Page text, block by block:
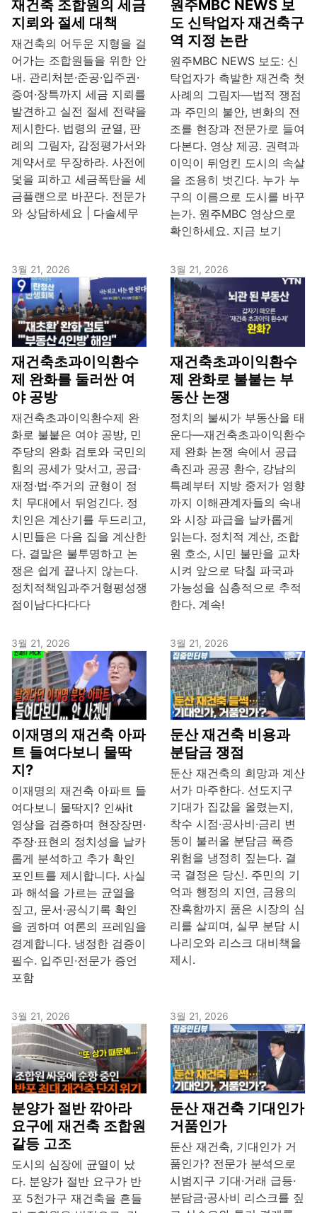
재건축 조합원의 세금
지뢰와 절세 대책
재건축의 어두운 지형을 걸
어가는 조합원들을 위한 안
내. 관리처분·준공·입주권·
증여·장특까지 세금 지뢰를
발견하고 실전 절세 전략을
제시한다. 법령의 균열, 판
례의 그림자, 감정평가서와
계약서로 무장하라. 사전에
덫을 피하고 세금폭탄을 세
금플랜으로 바꾼다. 전문가
와 상담하세요 | 다솔세무
원주MBC NEWS 보
도 신탁업자 재건축구
역 지정 논란
원주MBC NEWS 보도: 신
탁업자가 촉발한 재건축 첫
사례의 그림자—법적 쟁점
과 주민의 불안, 변화의 전
조를 현장과 전문가로 들여
다본다. 영상 제공. 권력과
이익이 뒤엉킨 도시의 속살
을 조용히 벗긴다. 누가 누
구의 이름으로 도시를 바꾸
는가. 원주MBC 영상으로
확인하세요. 지금 보기
3월 21, 2026
재건축초과이익환수
제 완화를 둘러싼 여
야 공방
재건축초과이익환수제 완
화로 불붙은 여야 공방, 민
주당의 완화 검토와 국민의
힘의 공세가 맞서고, 공급·
재정·법·주거의 균형이 정
치 무대에서 뒤엉긴다. 정
치인은 계산기를 두드리고,
시민들은 다음 집을 계산한
다. 결말은 불투명하고 논
쟁은 쉽게 끝나지 않는다.
정치적책임과주거형평성쟁
점이남다다다다
3월 21, 2026
재건축초과이익환수
제 완화로 불붙는 부
동산 논쟁
정치의 불씨가 부동산을 태
운다—재건축초과이익환수
제 완화 논쟁 속에서 공급
촉진과 공공 환수, 강남의
특례부터 지방 중저가 영향
까지 이해관계자들의 속내
와 시장 파급을 날카롭게
읽는다. 정치적 계산, 조합
원 호소, 시민 불만을 교차
시켜 앞으로 닥칠 파국과
가능성을 심층적으로 추적
한다. 계속!
3월 21, 2026
이재명의 재건축 아파
트 들여다보니 물딱
지?
이재명의 재건축 아파트 들
여다보니 물딱지? 인싸it
영상을 검증하며 현장장면·
주장·표현의 정치성을 날카
롭게 분석하고 추가 확인
포인트를 제시합니다. 사실
과 해석을 가르는 균열을
짚고, 문서·공식기록 확인
을 권하며 여론의 프레임을
경계합니다. 냉정한 검증이
필수. 입주민·전문가 증언
포함
3월 21, 2026
둔산 재건축 비용과
분담금 쟁점
둔산 재건축의 희망과 계산
서가 마주한다. 선도지구
기대가 집값을 올렸는지,
착수 시점·공사비·금리 변
동이 불러올 분담금 폭증
위험을 냉정히 짚는다. 결
국 결정은 당신. 주민의 기
억과 행정의 지연, 금융의
잔혹함까지 품은 시장의 심
리를 살피며, 실무 분담 시
나리오와 리스크 대비책을
제시.
3월 21, 2026
분양가 절반 깎아라
요구에 재건축 조합원
갈등 고조
도시의 심장에 균열이 났
다. 분양가 절반 요구가 반
포 5천가구 재건축을 흔들
3월 21, 2026
둔산 재건축 기대인가
거품인가
둔산 재건축, 기대인가 거
품인가? 전문가 분석으로
시범지구 기대·거래 급등·
분담금·공사비 리스크를 짚